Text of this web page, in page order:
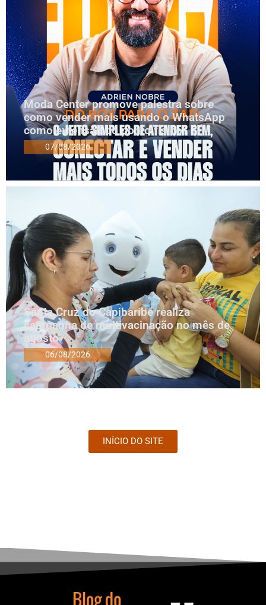
Moda Center promove palestra sobre
como vender mais usando o WhatsApp
como extensão do ponto físico
07/08/2026
Santa Cruz do Capibaribe realiza
campanha de multivacinação no mês de
agosto
06/08/2026
INÍCIO DO SITE